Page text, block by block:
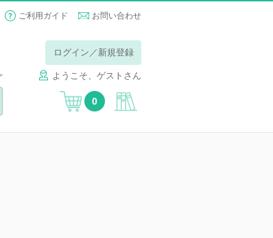
ご利用ガイド お問い合わせ
ログイン／新規登録
ようこそ、ゲストさん
0